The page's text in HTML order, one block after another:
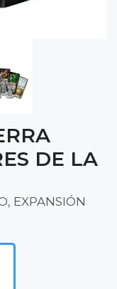
DE LA
EXPANSIÓN